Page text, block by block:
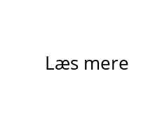
Læs mere